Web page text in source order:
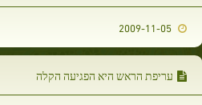
2009-11-05
עריפת הראש היא הפגיעה הקלה